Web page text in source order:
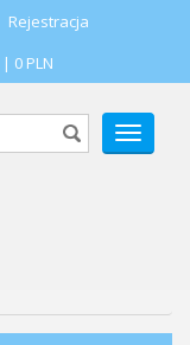
Rejestracja
| 0 PLN
POKAŻ
MENU